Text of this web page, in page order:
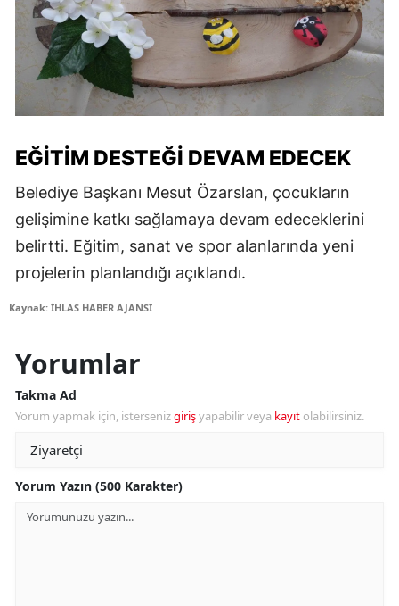
EĞITIM DESTEĞI DEVAM EDECEK
Belediye Başkanı Mesut Özarslan, çocukların
gelişimine katkı sağlamaya devam edeceklerini
belirtti. Eğitim, sanat ve spor alanlarında yeni
projelerin planlandığı açıklandı.
Kaynak: İHLAS HABER AJANSI
Yorumlar
Takma Ad
Yorum yapmak için, istersenizgirişyapabilir veya kayıt olabilirsiniz.
Yorum Yazın (500 Karakter)